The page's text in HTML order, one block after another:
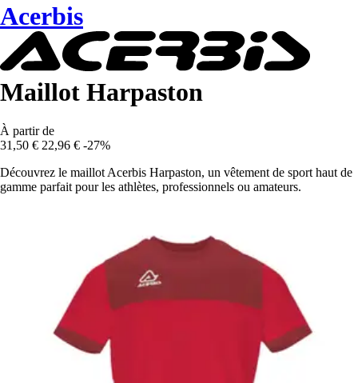
Acerbis
Maillot Harpaston
À partir de
31,50 € 22,96 € -27%
Découvrez le maillot Acerbis Harpaston, un vêtement de sport haut de
gamme parfait pour les athlètes, professionnels ou amateurs.